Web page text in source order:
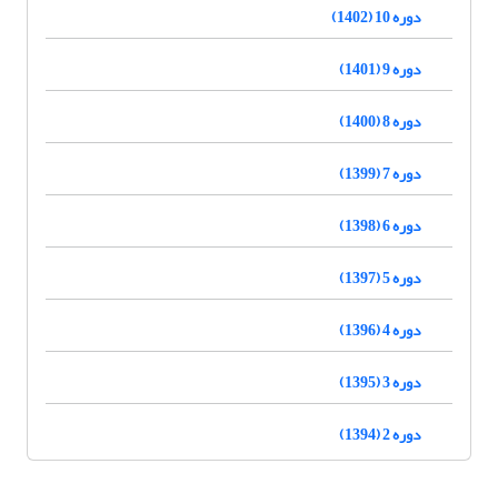
دوره 10 (1402)
دوره 9 (1401)
دوره 8 (1400)
دوره 7 (1399)
دوره 6 (1398)
دوره 5 (1397)
دوره 4 (1396)
دوره 3 (1395)
دوره 2 (1394)